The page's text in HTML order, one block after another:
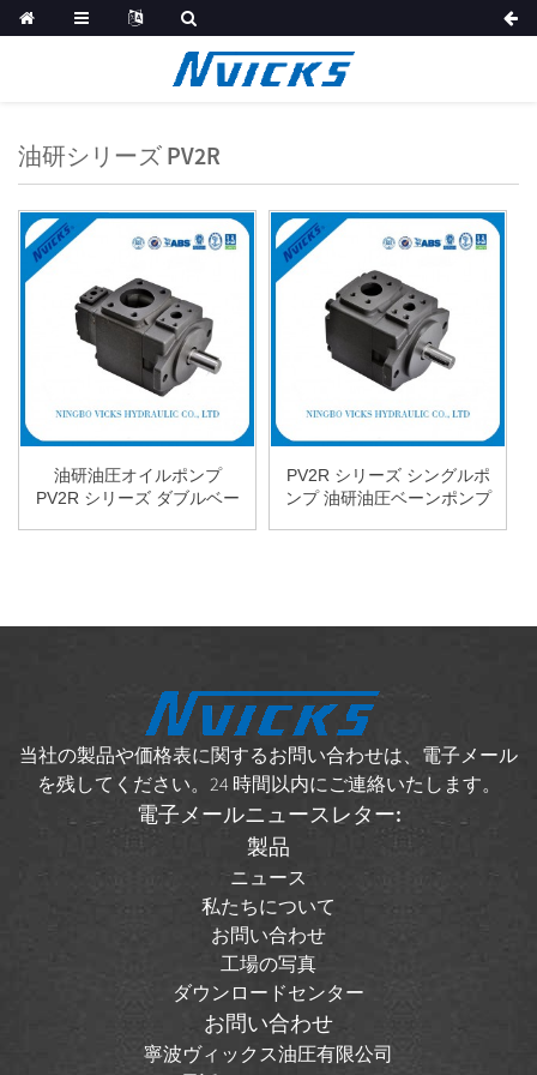
油研シリーズ PV2R
油研油圧オイルポンプ
PV2R シリーズ ダブルベー
PV2R シリーズ シングルポ
ンプ 油研油圧ベーンポンプ
当社の製品や価格表に関するお問い合わせは、電子メール
を残してください。24 時間以内にご連絡いたします。
電子メールニュースレター:
製品
ニュース
私たちについて
お問い合わせ
工場の写真
ダウンロードセンター
お問い合わせ
寧波ヴィックス油圧有限公司